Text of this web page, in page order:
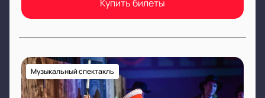
Купить билеты
Музыкальный спектакль